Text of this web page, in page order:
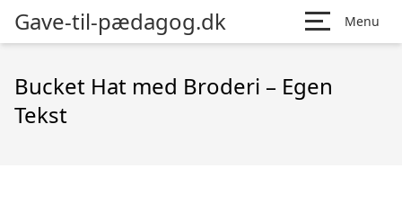
Gave-til-pædagog.dk Menu
Bucket Hat med Broderi – Egen
Tekst